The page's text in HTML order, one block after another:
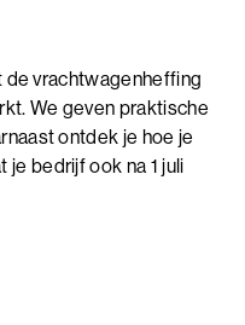
de vrachtwagenheffing
We geven praktische
ontdek je hoe je
bedrijf ook na 1 juli